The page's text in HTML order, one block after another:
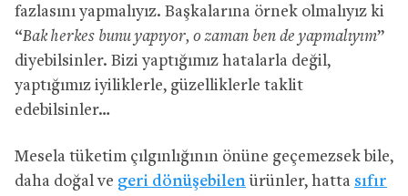
fazlasını yapmalıyız. Başkalarına örnek olmalıyız ki
“Bak herkes bunu yapıyor, o zaman ben de yapmalıyım”
diyebilsinler. Bizi yaptığımız hatalarla değil,
yaptığımız iyiliklerle, güzelliklerle taklit
edebilsinler…
Mesela tüketim çılgınlığının önüne geçemezsek bile,
daha doğal ve geri dönüşebilenürünler, hatta sıfır